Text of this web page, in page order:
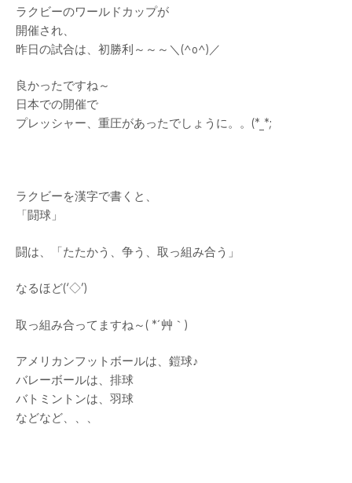
ラクビーのワールドカップが
開催され、
昨日の試合は、初勝利～～～＼(^o^)／
良かったですね～
日本での開催で
プレッシャー、重圧があったでしょうに。。(*_*;
ラクビーを漢字で書くと、
「闘球」
闘は、「たたかう、争う、取っ組み合う」
なるほど(‘◇’)ゞ
取っ組み合ってますね～( *´艸｀)
アメリカンフットボールは、鎧球♪
バレーボールは、排球
バトミントンは、羽球
などなど、、、